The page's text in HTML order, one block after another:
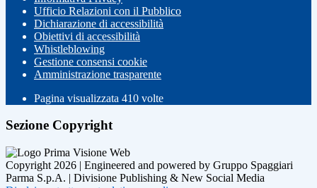
Ufficio Relazioni con il Pubblico
Dichiarazione di accessibilità
Obiettivi di accessibilità
Whistleblowing
Gestione consensi cookie
Amministrazione trasparente
Pagina visualizzata 410 volte
Sezione Copyright
Copyright 2026 | Engineered and powered by Gruppo Spaggiari
Parma S.p.A. | Divisione Publishing & New Social Media